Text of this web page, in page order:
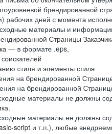
брендированной
рабочих дней с момента
материалы и
Страницы
— в формате .eps,
стиля и элементы стиля
на брендированной
на брендированной
материалы не должны
материалы не должны
script и т.п.), любые